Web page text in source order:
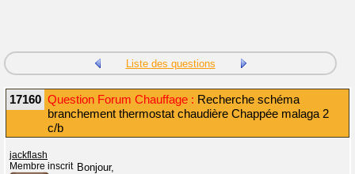
Liste des questions
17160 Question Forum Chauffage : Recherche schéma
branchement thermostat chaudière Chappée malaga 2
c/b
jackflash
Membre inscrit Bonjour,